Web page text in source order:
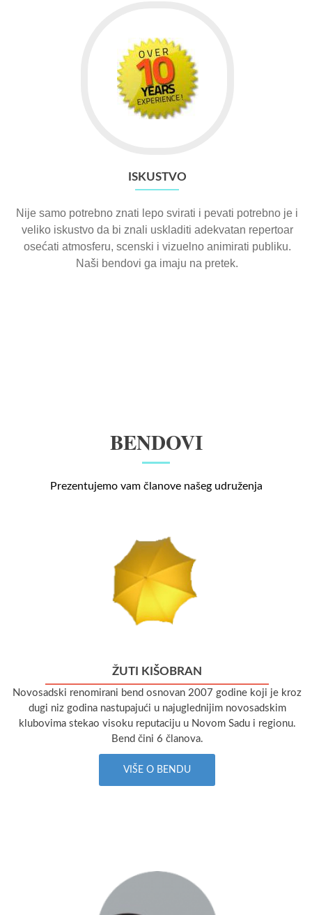
ISKUSTVO
Nije samo potrebno znati lepo svirati i pevati potrebno je i
veliko iskustvo da bi znali uskladiti adekvatan repertoar
osećati atmosferu, scenski i vizuelno animirati publiku.
Naši bendovi ga imaju na pretek.
BENDOVI
Prezentujemo vam članove našeg udruženja
ŽUTI KIŠOBRAN
Novosadski renomirani bend osnovan 2007 godine koji je kroz
dugi niz godina nastupajući u najuglednijim novosadskim
klubovima stekao visoku reputaciju u Novom Sadu i regionu.
Bend čini 6 članova.
VIŠE O BENDU